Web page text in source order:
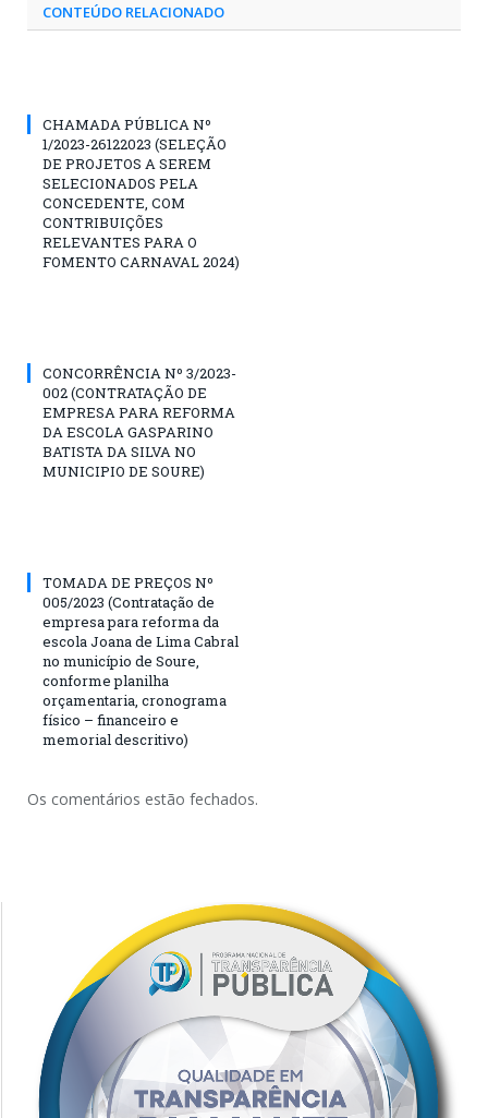
CONTEÚDO RELACIONADO
CHAMADA PÚBLICA Nº
1/2023-26122023 (SELEÇÃO
DE PROJETOS A SEREM
SELECIONADOS PELA
CONCEDENTE, COM
CONTRIBUIÇÕES
RELEVANTES PARA O
FOMENTO CARNAVAL 2024)
CONCORRÊNCIA Nº 3/2023-
002 (CONTRATAÇÃO DE
EMPRESA PARA REFORMA
DA ESCOLA GASPARINO
BATISTA DA SILVA NO
MUNICIPIO DE SOURE)
TOMADA DE PREÇOS Nº
005/2023 (Contratação de
empresa para reforma da
escola Joana de Lima Cabral
no município de Soure,
conforme planilha
orçamentaria, cronograma
físico – financeiro e
memorial descritivo)
Os comentários estão fechados.